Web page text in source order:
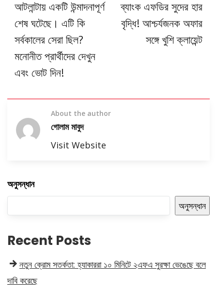
আটলান্টায় একটি উন্মাদনাপূর্ণ
শেষ ঘটেছে। এটি কি
সর্বকালের সেরা ছিল?
মনোনীত প্রার্থীদের দেখুন
এবং ভোট দিন!
ব্যাংক এফডির সুদের হার
বৃদ্ধি! আশ্চর্যজনক অফার
সঙ্গে খুশি ক্লায়েন্ট
About the author
গোলাম মাবুদ
Visit Website
অনুসন্ধান
অনুসন্ধান
Recent Posts
নতুন ক্রোম সতর্কতা: হ্যাকাররা ১০ মিনিটে ২এফএ সুরক্ষা ভেঙেছে বলে
দাবি করেছে